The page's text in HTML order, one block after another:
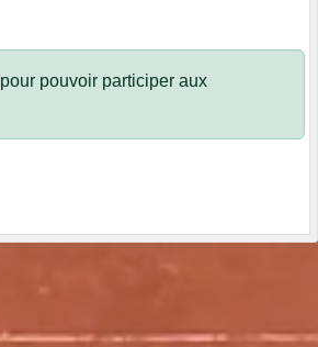
pour pouvoir participer aux